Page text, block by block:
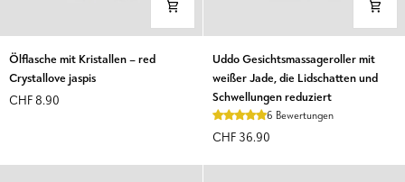
Ölflasche
Kristallen
–
jaspis
Ölflasche mit Kristallen – red
Crystallove jaspis
CHF 8.90
Uddo
Gesichtsmassageroller
mit
weißer
Lidschatten
Uddo Gesichtsmassageroller mit
weißer Jade, die Lidschatten und
Schwellungen reduziert
6 Bewertungen
CHF 36.90